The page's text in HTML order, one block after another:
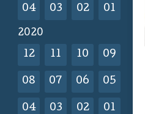
04 03 02 01
2020
12 11 10 09
08 07 06 05
04 03 02 01